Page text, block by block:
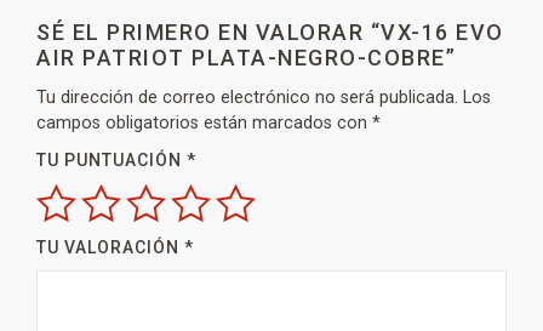
SÉ EL PRIMERO EN VALORAR “VX-16 EVO
AIR PATRIOT PLATA-NEGRO-COBRE”
Tu dirección de correo electrónico no será publicada. Los
campos obligatorios están marcados con *
TU PUNTUACIÓN *
TU VALORACIÓN *